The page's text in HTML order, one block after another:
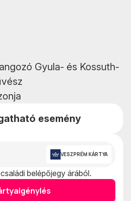
Gyula- és Kossuth-
esemény
VESZPRÉM KÁRTYA
belépőjegy árából.